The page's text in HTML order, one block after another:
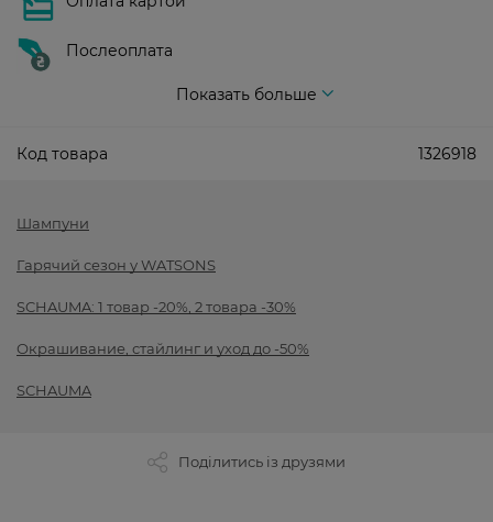
Послеоплата
Показать больше
Код товара 1326918
Шампуни
Гарячий сезон у WATSONS
SCHAUMA: 1 товар -20%, 2 товара -30%
Окрашивание, стайлинг и уход до -50%
SCHAUMA
Поділитись із друзями